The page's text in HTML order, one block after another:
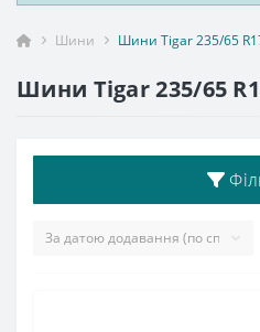
Шини Шини Tigar 235/65
Шини Tigar 235/65